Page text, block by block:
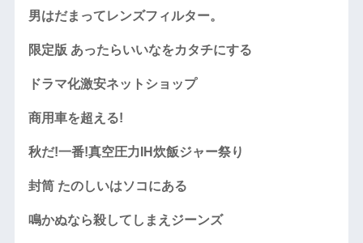
男はだまってレンズフィルター。
限定版 あったらいいなをカタチにする
ドラマ化激安ネットショップ
商用車を超える!
秋だ!一番!真空圧力IH炊飯ジャー祭り
封筒 たのしいはソコにある
鳴かぬなら殺してしまえジーンズ